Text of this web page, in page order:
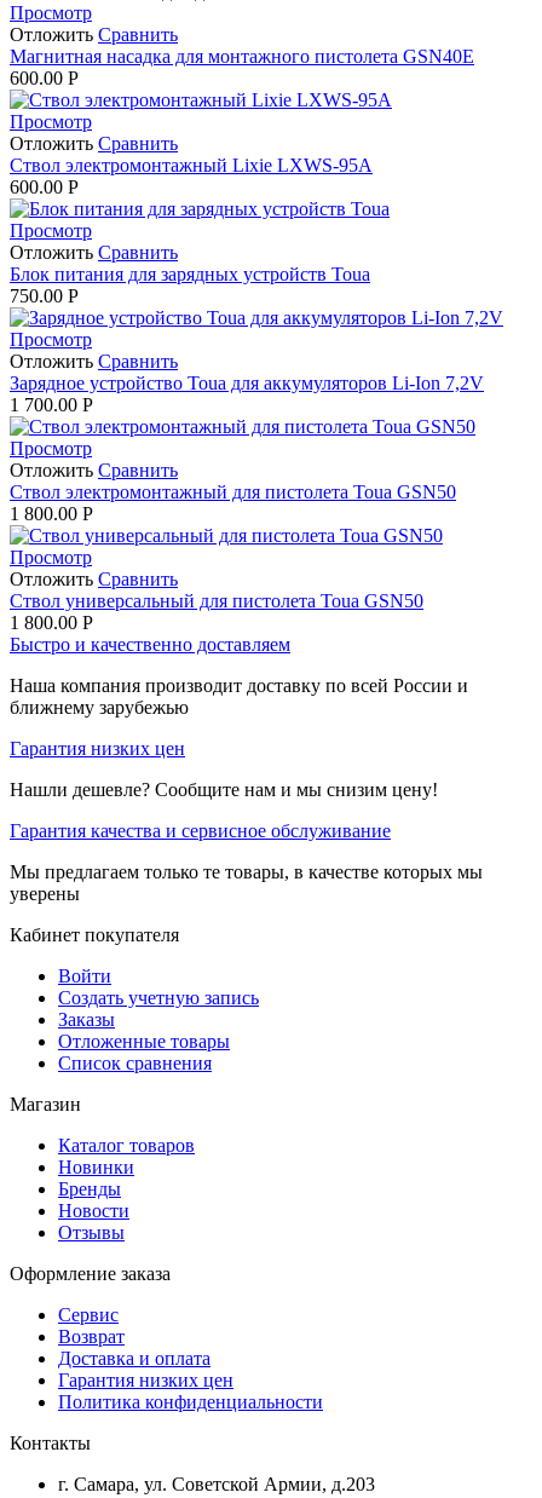
Просмотр
Отложить Сравнить
Магнитная насадка для монтажного пистолета GSN40E
600.00 Р
Просмотр
Отложить Сравнить
Cтвол электромонтажный Lixie LXWS-95A
600.00 Р
Просмотр
Отложить Сравнить
Блок питания для зарядных устройств Toua
750.00 Р
Просмотр
Отложить Сравнить
Зарядное устройство Toua для аккумуляторов Li-Ion 7,2V
1 700.00 Р
Просмотр
Отложить Сравнить
Ствол электромонтажный для пистолета Toua GSN50
1 800.00 Р
Просмотр
Отложить Сравнить
Ствол универсальный для пистолета Toua GSN50
1 800.00 Р
Быстро и качественно доставляем
Наша компания производит доставку по всей России и
ближнему зарубежью
Гарантия низких цен
Нашли дешевле? Сообщите нам и мы снизим цену!
Гарантия качества и сервисное обслуживание
Мы предлагаем только те товары, в качестве которых мы
уверены
Кабинет покупателя
Войти
Создать учетную запись
Заказы
Отложенные товары
Список сравнения
Магазин
Каталог товаров
Новинки
Бренды
Новости
Отзывы
Оформление заказа
Сервис
Возврат
Доставка и оплата
Гарантия низких цен
Политика конфиденциальности
Контакты
г. Самара, ул. Советской Армии, д.203